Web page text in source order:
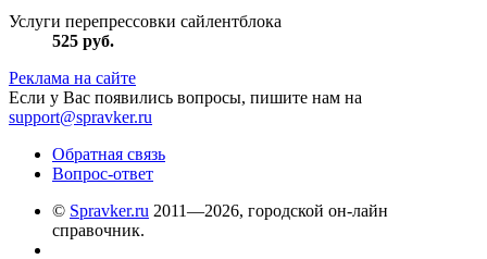
Услуги перепрессовки сайлентблока
525 руб.
Реклама на сайте
Если у Вас появились вопросы, пишите нам на
support@spravker.ru
Обратная связь
Вопрос-ответ
© Spravker.ru 2011—2026, городской он-лайн
справочник.